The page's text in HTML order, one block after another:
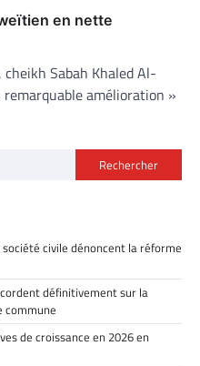
en nette
Sabah Khaled Al-
amélioration »
Rechercher
civile dénoncent la réforme
définitivement sur la
de croissance en 2026 en